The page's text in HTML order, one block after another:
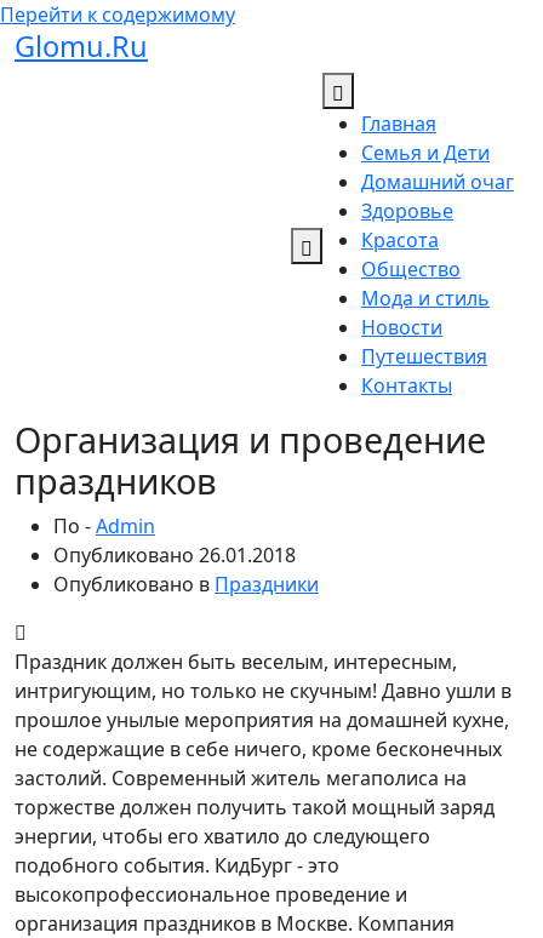
Перейти к содержимому
Glomu.Ru
Главная
Семья и Дети
Домашний очаг
Здоровье
Красота
Общество
Мода и стиль
Новости
Путешествия
Контакты
Организация и проведение
праздников
По -Admin
Опубликовано 26.01.2018
Опубликовано в Праздники
Праздник должен быть веселым, интересным,
интригующим, но только не скучным! Давно ушли в
прошлое унылые мероприятия на домашней кухне,
не содержащие в себе ничего, кроме бесконечных
застолий. Современный житель мегаполиса на
торжестве должен получить такой мощный заряд
энергии, чтобы его хватило до следующего
подобного события. КидБург - это
высокопрофессиональное проведение и
организация праздников в Москве. Компания